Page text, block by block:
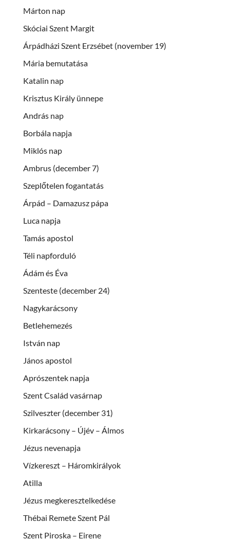
Márton nap
Skóciai Szent Margit
Árpádházi Szent Erzsébet (november 19)
Mária bemutatása
Katalin nap
Krisztus Király ünnepe
András nap
Borbála napja
Miklós nap
Ambrus (december 7)
Szeplőtelen fogantatás
Árpád – Damazusz pápa
Luca napja
Tamás apostol
Téli napforduló
Ádám és Éva
Szenteste (december 24)
Nagykarácsony
Betlehemezés
István nap
János apostol
Aprószentek napja
Szent Család vasárnap
Szilveszter (december 31)
Kirkarácsony – Újév – Álmos
Jézus nevenapja
Vízkereszt – Háromkirályok
Atilla
Jézus megkeresztelkedése
Thébai Remete Szent Pál
Szent Piroska – Eirene